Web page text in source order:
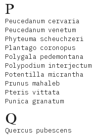
P
Peucedanum cervaria
Peucedanum venetum
Phyteuma scheuchzeri
Plantago coronopus
Polygala pedemontana
Polypodium interjectum
Potentilla micrantha
Prunus mahaleb
Pteris vittata
Punica granatum
Q
Quercus pubescens